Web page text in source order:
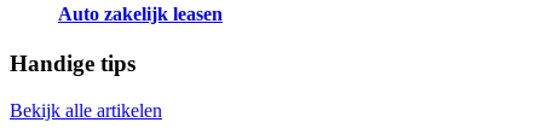
Auto zakelijk leasen
Handige tips
Bekijk alle artikelen